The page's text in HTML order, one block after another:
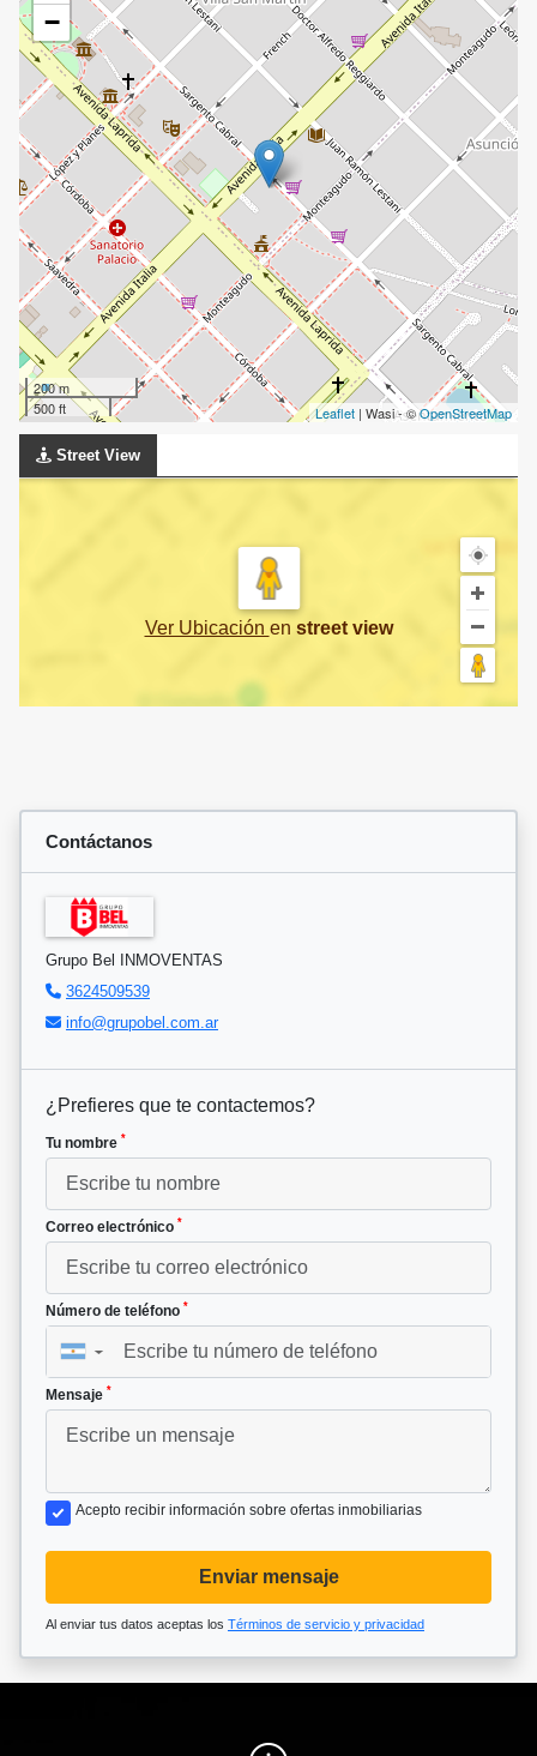
−
200 m
500 ft
Leaflet | Wasi - ©OpenStreetMap
Street View
Ver Ubicación en street view
Contáctanos
Grupo Bel INMOVENTAS
3624509539
info@grupobel.com.ar
¿Prefieres que te contactemos?
Tu nombre *
Correo electrónico *
Número de teléfono *
▼
Mensaje *
Acepto recibir información sobre ofertas inmobiliarias
Enviar mensaje
Al enviar tus datos aceptas los Términos de servicio y privacidad